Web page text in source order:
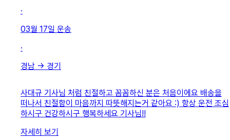
·
03월 17일 운송
·
경남 → 경기
사대규 기사님 처럼 친절하고 꼼꼼하신 분은 처음이에요 배송을
떠나서 친절함이 마음까지 따뜻해지는거 같아요 :) 항상 운전 조심
하시구 건강하시구 행복하세요 기사님!!
자세히 보기